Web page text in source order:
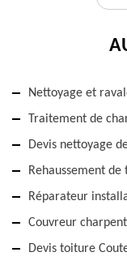
Nettoyage et
Traitement de
Devis nettoyage
Rehaussement
Réparateur
Couvreur
Devis toiture